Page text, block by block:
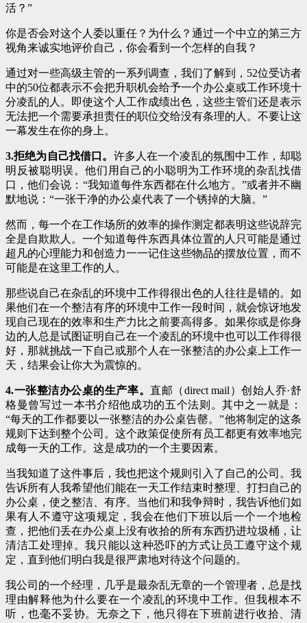
活？”
你是否会对这个人委以重任？为什么？通过一个中立的第三方
视角来诚实地评价自己，你会看到一个怎样的自我？
通过对一些高级主管的一系列调查，我们了解到，52位受访者
中的50位都表示不会把升职机会给予一个办公桌或工作环境十
分凌乱的人。即使这个人工作成绩出色，这些主管们还是表示
无法把一个需要承担责任的职位交给没有条理的人。不要让这
一幕发生在你的身上。
3.拒绝为自己找借口。 许多人在一个凌乱的氛围中工作，却聪
明反被聪明误。他们用自己的小聪明为工作环境的杂乱找借
口，他们会说：“我知道每件东西都在什么地方。”或者并不幽
默地说：“一张干净的办公桌代表了一个锈掉的大脑。”
然而，每一个在工作场所的效率的操作测定都表明这些说辞完
全是自欺欺人。一个知道每件东西具体位置的人只可能是通过
超凡的心理能力和创造力一一记住这些物品的摆放位置，而不
可能是在这里工作的人。
那些说自己在杂乱的环境中工作得很出色的人往往是错的。如
果他们在一个整洁有序的环境中工作一段时间，就会惊讶地发
现自己现在的效率和生产力比之前要高得多。如果你或是你身
边的人总是试图证明自己在一个凌乱的环境中也可以工作得很
好，那就挑战一下自己或那个人在一张整洁的办公桌上工作一
天，结果会让你大为震惊的。
4.一张整洁办公桌的生产率。直邮（direct mail）创始人乔·舒
格曼曾写过一本书介绍他成功的五个法则。其中之一就是：
“每天的工作都要以一张整洁的办公桌告罄。”他将制定的这条
规则下达到整个公司。这个政策促使所有员工都更有效率地完
成每一天的工作。这是成功的一个主要因素。
当我知道了这件事后，我也把这个规则引入了自己的公司。我
告诉所有人我希望他们能在一天工作结束时整理、打扫自己的
办公桌，使之整洁、有序。当他们和我争辩时，我告诉他们如
果有人不遵守这项规定，我会在他们下班以后一个一个地检
查，把他们丢在办公桌上没有收拾的所有东西扔进垃圾桶，让
清洁工处理掉。我只能以这种恐吓的方式让员工遵守这个规
定，直到他们明白我是很严肃地对待这个问题的。
我公司的一个经理，几乎是最杂乱无章的一个管理者，总是找
理由解释他为什么要在一个凌乱的环境中工作。但我根本不
听，也毫不妥协。无奈之下，他只得在下班前进行收拾、清